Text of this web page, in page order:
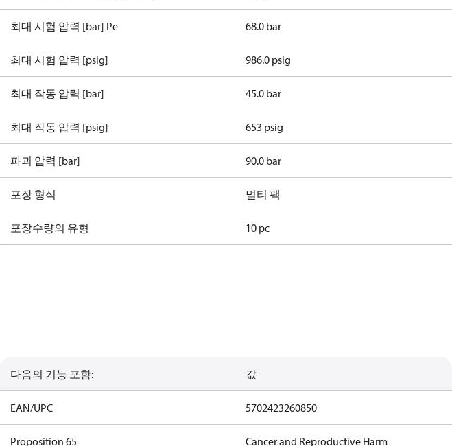
최대 시험 압력 [bar] Pe 68.0 bar
최대 시험 압력 [psig] 986.0 psig
최대 작동 압력 [bar] 45.0 bar
최대 작동 압력 [psig] 653 psig
파괴 압력 [bar] 90.0 bar
포장 형식 멀티 팩
포장수량의 유형 10 pc
다음의 기능 포함: 값
EAN/UPC 5702423260850
Proposition 65 Cancer and Reproductive Harm